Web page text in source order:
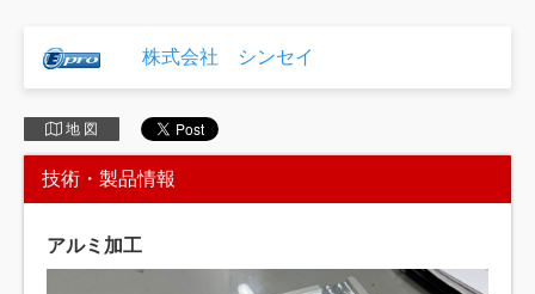
株式会社 シンセイ
地 図
技術・製品情報
アルミ加工